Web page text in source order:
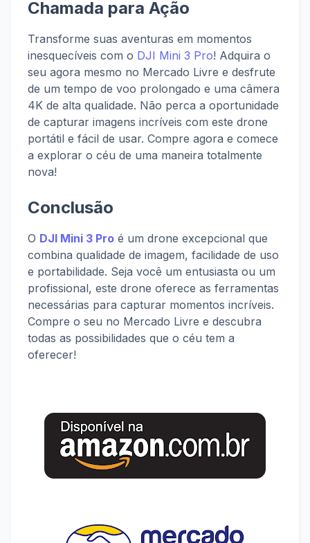
Chamada para Ação
Transforme suas aventuras em momentos
inesquecíveis com o DJI Mini 3 Pro! Adquira o
seu agora mesmo no Mercado Livre e desfrute
de um tempo de voo prolongado e uma câmera
4K de alta qualidade. Não perca a oportunidade
de capturar imagens incríveis com este drone
portátil e fácil de usar. Compre agora e comece
a explorar o céu de uma maneira totalmente
nova!
Conclusão
O DJI Mini 3 Pro é um drone excepcional que
combina qualidade de imagem, facilidade de uso
e portabilidade. Seja você um entusiasta ou um
profissional, este drone oferece as ferramentas
necessárias para capturar momentos incríveis.
Compre o seu no Mercado Livre e descubra
todas as possibilidades que o céu tem a
oferecer!